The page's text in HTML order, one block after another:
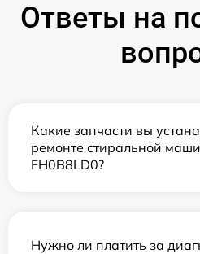
Ответы на
Какие запчасти вы
ремонте стиральной
FH0B8LD0?
Нужно ли платить за